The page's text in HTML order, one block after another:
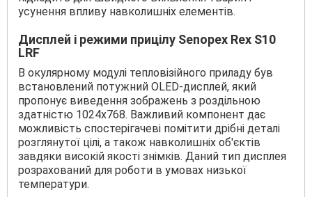
усунення впливу навколишніх елементів.
Дисплей і режими прицілу Senopex Rex S10
LRF
В окулярному модулі тепловізійного приладу був
встановлений потужний OLED-дисплей, який
пропонує виведення зображень з роздільною
здатністю 1024x768. Важливий компонент дає
можливість спостерігачеві помітити дрібні деталі
розглянутої цілі, а також навколишніх об'єктів
завдяки високій якості знімків. Даний тип дисплея
розрахований для роботи в умовах низької
температури.